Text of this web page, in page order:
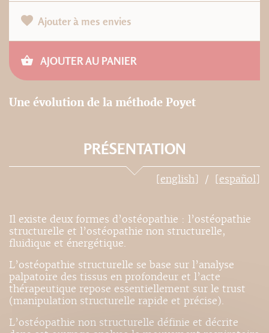
Ajouter à mes envies
AJOUTER AU PANIER
Une évolution de la méthode Poyet
PRÉSENTATION
[english] [español]
Il existe deux formes d’ostéopathie : l’ostéopathie
structurelle et l’ostéopathie non structurelle,
fluidique et énergétique.
L’ostéopathie structurelle se base sur l’analyse
palpatoire des tissus en profondeur et l’acte
thérapeutique repose essentiellement sur le trust
(manipulation structurelle rapide et précise).
L’ostéopathie non structurelle définie et décrite